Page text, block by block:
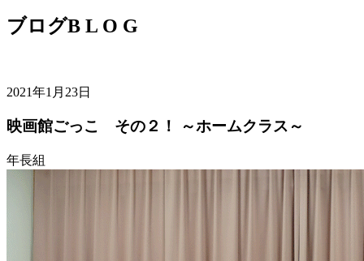
ブログB L O G
2021年1月23日
映画館ごっこ その２！ ～ホームクラス～
年長組